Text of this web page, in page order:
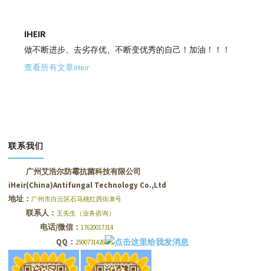
IHEIR
做不断进步、去劣存优、不断变优秀的自己！加油！！！
查看所有文章iHeir
联系我们
广州艾浩尔防霉抗菌科技有限公司
iHeir(China)Antifungal Technology Co.,Ltd
地址： 广州市白云区石马桃红西街38号
联系人： 王先生（业务咨询）
电话/微信： 17620017314
QQ： 2500731426